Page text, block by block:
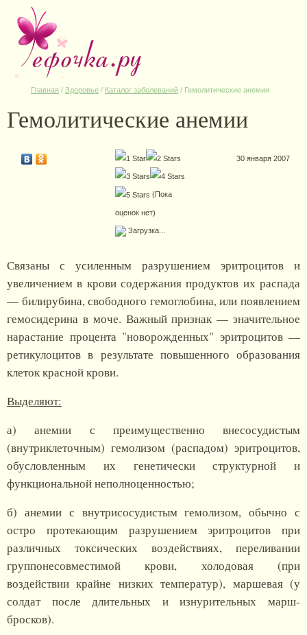
Главная / Здоровье / Каталог заболеваний / Гемолитические анемии
Гемолитические анемии
(Пока
оценок нет)
Загрузка...
30 января 2007
Связаны с усиленным разрушением эритроцитов и
увеличением в крови содержания продуктов их распада
— билирубина, свободного гемоглобина, или появлением
гемосидерина в моче. Важный признак — значительное
нарастание процента "новорожденных" эритроцитов —
ретикулоцитов в результате повышенного образования
клеток красной крови.
Выделяют:
а) анемии с преимущественно внесосудистым
(внутриклеточным) гемолизом (распадом) эритроцитов,
обусловленным их генетически структурной и
функциональной неполноценностью;
б) анемии с внутрисосудистым гемолизом, обычно с
остро протекающим разрушением эритроцитов при
различных токсических воздействиях, переливании
группонесовместимой крови, холодовая (при
воздействии крайне низких температур), маршевая (у
солдат после длительных и изнурительных марш-
бросков).